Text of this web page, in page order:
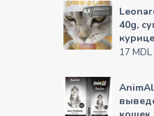
40g,
17 MDL